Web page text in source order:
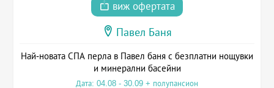
виж офертата
Павел Баня
Най-новата СПА перла в Павел баня с безплатни нощувки
и минерални басейни
Дата: 04.08 - 30.09 + полупансион